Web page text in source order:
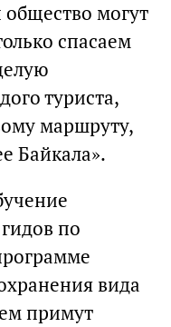
общество могут
спасаем
туриста,
маршруту,
Байкала».
по
вида
примут